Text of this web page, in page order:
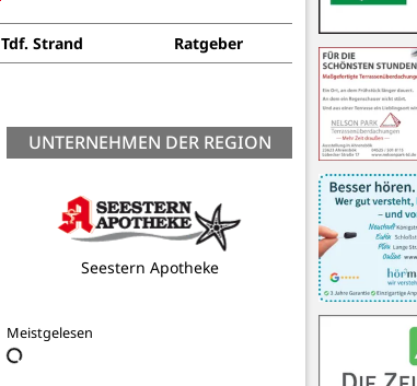
Tdf. Strand Ratgeber
UNTERNEHMEN DER REGION
Gewerbeverein Neustadt in Holstein
Meistgelesen